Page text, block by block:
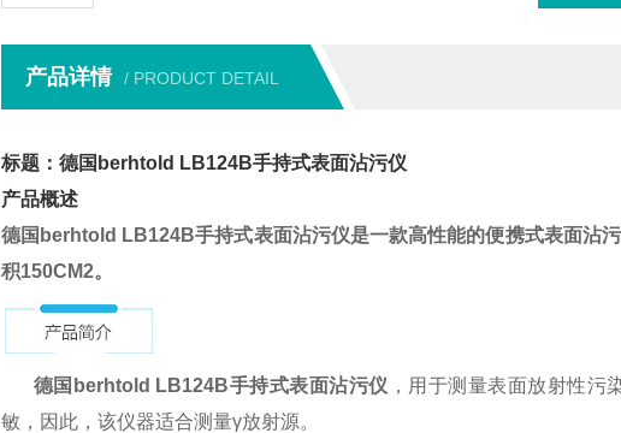
产品详情 / PRODUCT DETAIL
标题：德国berhtold LB124B手持式表面沾污仪
产品概述
德国berhtold LB124B手持式表面沾污仪是一款高性能的便携式表面沾
积150CM2。
德国berhtold LB124B手持式表面沾污仪 ，用于测量表面放射性污
敏，因此，该仪器适合测量γ放射源。